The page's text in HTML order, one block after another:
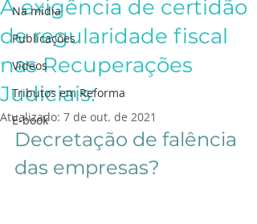
Na mídia
Publicações
Vídeos
Tributos em Reforma
E-book
A exigência de certidão
de regularidade fiscal
nas Recuperações
Judiciais:
Atualizado: 7 de out. de 2021
Decretação de falência
das empresas?